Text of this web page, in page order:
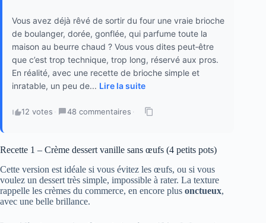
Vous avez déjà rêvé de sortir du four une vraie brioche
de boulanger, dorée, gonflée, qui parfume toute la
maison au beurre chaud ? Vous vous dites peut‑être
que c’est trop technique, trop long, réservé aux pros.
En réalité, avec une recette de brioche simple et
inratable, un peu de... Lire la suite
12 votes · 48 commentaires ·
Recette 1 – Crème dessert vanille sans œufs (4 petits pots)
Cette version est idéale si vous évitez les œufs, ou si vous
voulez un dessert très simple, impossible à rater. La texture
rappelle les crèmes du commerce, en encore plus onctueux,
avec une belle brillance.